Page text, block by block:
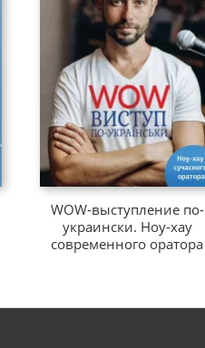
WOW-выступление по-
украински. Ноу-хау
современного оратора